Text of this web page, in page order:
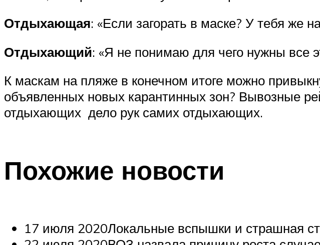
Отдыхающая: «Если загорать в маске? У тебя же
Отдыхающий: «Я не понимаю для чего нужны все
К маскам на пляже в конечном итоге можно
объявленных новых карантинных зон? Вывозные
отдыхающих дело рук самих отдыхающих.
Похожие новости
17 июля 2020Локальные вспышки и страшная